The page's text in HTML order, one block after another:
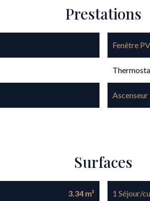
Prestations
Fenêtre
Ascenseur
Surfaces
3.34 m² 1 Séjour/